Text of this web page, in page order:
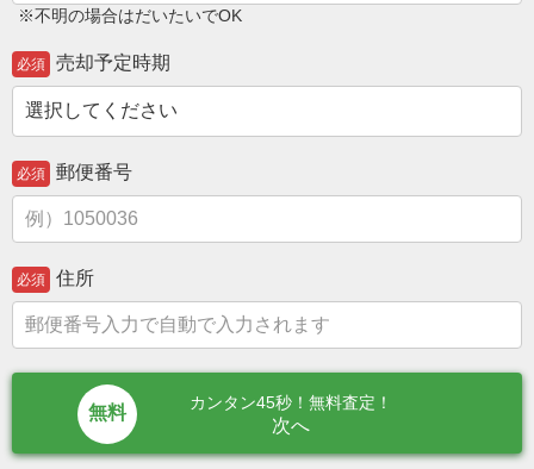
※不明の場合はだいたいでOK
必須 売却予定時期
必須 郵便番号
必須 住所
カンタン45秒！無料査定！
次へ